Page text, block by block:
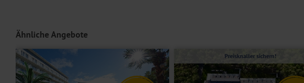
Ähnliche Angebote
Preisknaller sichern!